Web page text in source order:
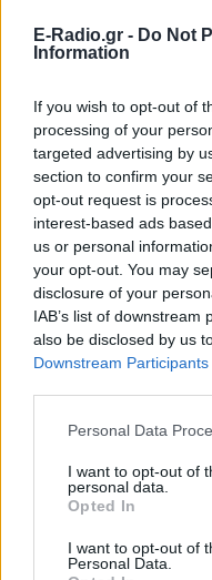
E-Radio.gr - Do Not
Information
If you wish to opt-out of
processing of your
targeted advertising by
section to confirm your
opt-out request is
interest-based ads
us or personal
your opt-out. You may
disclosure of your
IAB’s list of
also be disclosed by us
Downstream Participants
Personal Data
I want to opt-out of
personal data.
Opted In
I want to opt-out of
Personal Data.
Τα φώτα στα
ανοιχτά. Η εικόνα
Παράλληλα, κανένα
αντικείμενα δεν
«Τα ρούχα της, τα
παρέμεναν εδώ. Δεν
τίποτα μαζί της»,
«Δεν αποκλείω
Σήμερα, ο σύζυγός
εξηγήσει τι μπορεί
διαφορές με
ημέρες απουσίας,
ούτε το χειρότερο
Όπως σημειώνει,
ατυχήματος μοιάζει